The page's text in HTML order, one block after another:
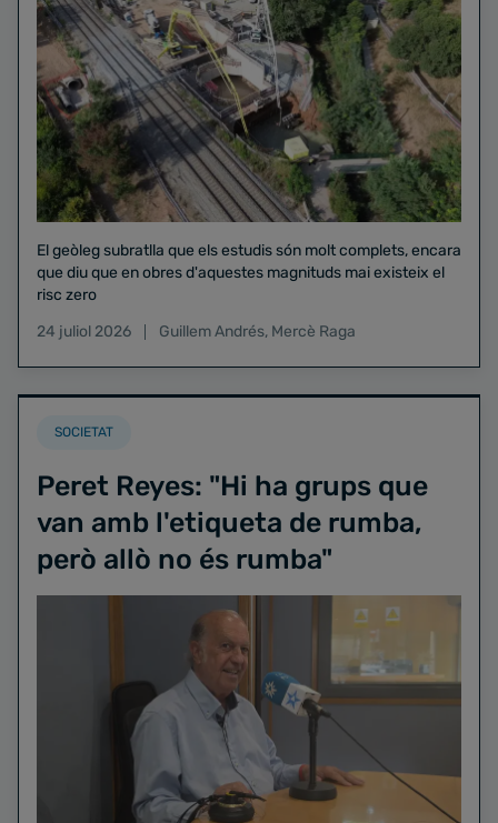
El geòleg subratlla que els estudis són molt complets, encara
que diu que en obres d'aquestes magnituds mai existeix el
risc zero
24 juliol 2026
Guillem Andrés, Mercè Raga
SOCIETAT
Peret Reyes: "Hi ha grups que
van amb l'etiqueta de rumba,
però allò no és rumba"